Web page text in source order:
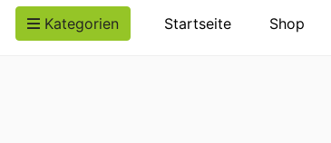
Kategorien Startseite Shop